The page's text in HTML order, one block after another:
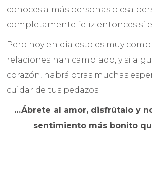
conoces a más personas o esa
completamente feliz entonces sí
Pero hoy en día esto es muy
relaciones han cambiado, y si
corazón, habrá otras muchas
cuidar de tus pedazos.
…Ábrete al amor, disfrútalo y
sentimiento más bonito